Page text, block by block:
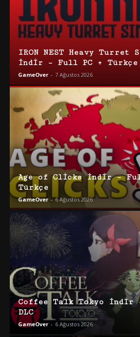
IRON NEST Heavy Turret
İndir – Full PC + Türkçe
GameOver - 7 Ağustos 2026
Age of Clicks İndir –
Türkçe
GameOver - 6 Ağustos 2026
Coffee Talk Tokyo İndir
DLC
GameOver - 6 Ağustos 2026